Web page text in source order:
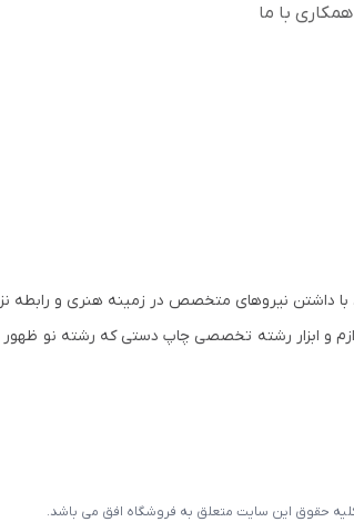
همکاری با ما
آغاز به کار نمود. با داشتن نیروهای متخصص در زمینه هنری و
کم وارد رشته های تخصصی هنر و لوازم هنری شد. در سال ۱۳۸۰ لوازم و ابزار رشته تخصصی
کلیه حقوق این سایت متعلق به فروشگاه افق می باشد.